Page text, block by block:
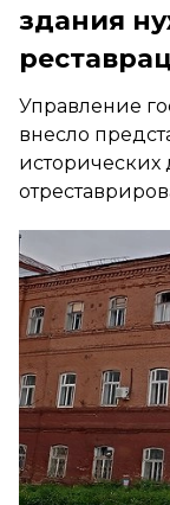
здания
Управление
внесло
исторических